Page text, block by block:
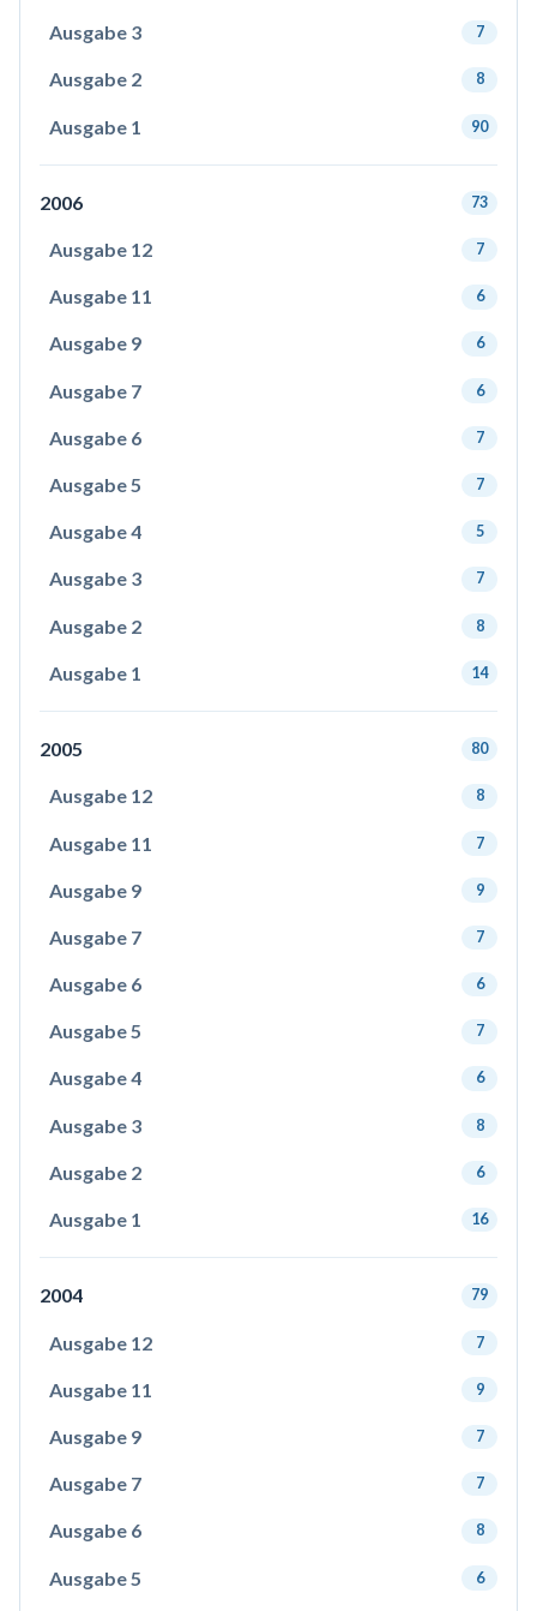
Ausgabe 3 7
Ausgabe 2 8
Ausgabe 1 90
2006 73
Ausgabe 12 7
Ausgabe 11 6
Ausgabe 9 6
Ausgabe 7 6
Ausgabe 6 7
Ausgabe 5 7
Ausgabe 4 5
Ausgabe 3 7
Ausgabe 2 8
Ausgabe 1 14
2005 80
Ausgabe 12 8
Ausgabe 11 7
Ausgabe 9 9
Ausgabe 7 7
Ausgabe 6 6
Ausgabe 5 7
Ausgabe 4 6
Ausgabe 3 8
Ausgabe 2 6
Ausgabe 1 16
2004 79
Ausgabe 12 7
Ausgabe 11 9
Ausgabe 9 7
Ausgabe 7 7
Ausgabe 6 8
Ausgabe 5 6